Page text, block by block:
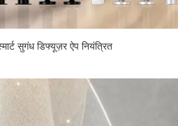
सुगंध डिफ्यूज़र ऐप नियंत्रित